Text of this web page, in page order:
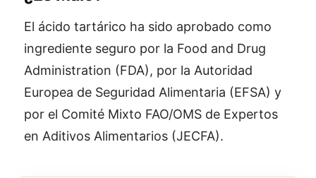
El ácido tartárico ha sido aprobado como
ingrediente seguro por la Food and Drug
Administration (FDA), por la Autoridad
Europea de Seguridad Alimentaria (EFSA) y
por el Comité Mixto FAO/OMS de Expertos
en Aditivos Alimentarios (JECFA).